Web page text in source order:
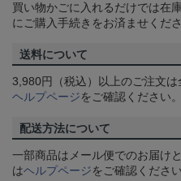
買い物かごに入れるだけでは在
にご購入手続きをお済ませくださ
送料について
3,980円（税込）以上のご注文
ヘルプページをご確認ください。
配送方法について
一部商品はメール便でのお届け
はヘルプページをご確認ください